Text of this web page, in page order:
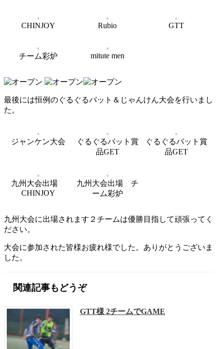
CHINJOY Rubio GTT
チーム彩炉 mitute men
最後には恒例のぐるぐるバット＆じゃんけん大会を行いまし
た。
ジャンケン大会
ぐるぐるバット賞
品GET
ぐるぐるバット賞
品GET
九州大会出場
CHINJOY
九州大会出場 チ
ーム彩炉
九州大会に出場されます２チームは優勝目指して頑張ってく
ださい。
大会に参加された皆様お疲れ様でした。ありがとうございま
した。
関連記事もどうぞ
GTT様 2チームでGAME